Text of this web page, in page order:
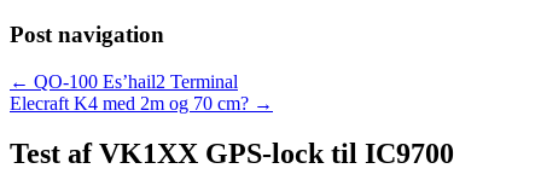
Post navigation
← QO-100 Es’hail2 Terminal
Elecraft K4 med 2m og 70 cm? →
Test af VK1XX GPS-lock til IC9700